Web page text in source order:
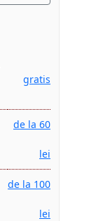
gratis
de la 60
lei
de la 100
lei